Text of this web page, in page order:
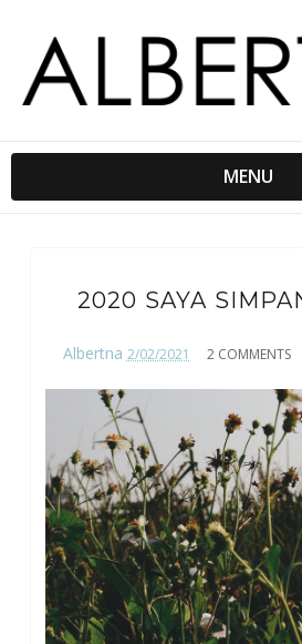
MENU
2020 SAYA
Albertna 2/02/2021 2 COMMENTS